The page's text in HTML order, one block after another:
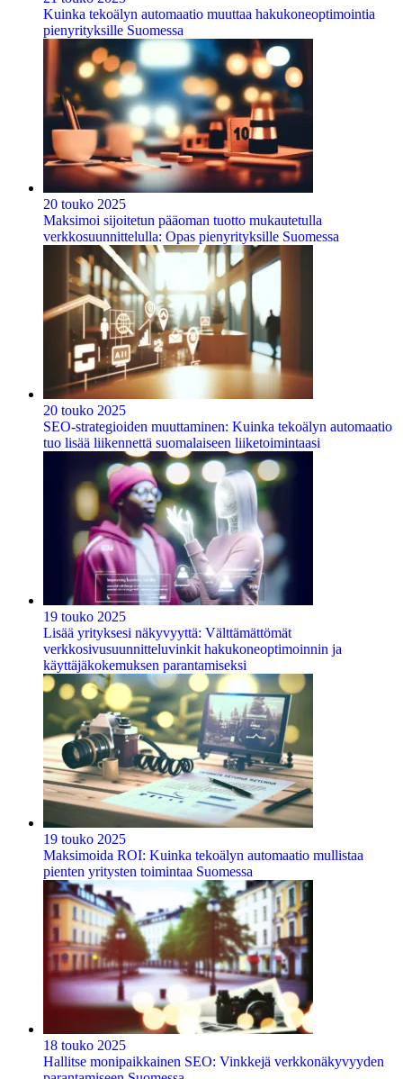
Kuinka tekoälyn automaatio muuttaa hakukoneoptimointia
pienyrityksille Suomessa
20 touko 2025
Maksimoi sijoitetun pääoman tuotto mukautetulla
verkkosuunnittelulla: Opas pienyrityksille Suomessa
20 touko 2025
SEO-strategioiden muuttaminen: Kuinka tekoälyn automaatio
tuo lisää liikennettä suomalaiseen liiketoimintaasi
19 touko 2025
Lisää yrityksesi näkyvyyttä: Välttämättömät
verkkosivusuunnitteluvinkit hakukoneoptimoinnin ja
käyttäjäkokemuksen parantamiseksi
19 touko 2025
Maksimoida ROI: Kuinka tekoälyn automaatio mullistaa
pienten yritysten toimintaa Suomessa
18 touko 2025
Hallitse monipaikkainen SEO: Vinkkejä verkkonäkyvyyden